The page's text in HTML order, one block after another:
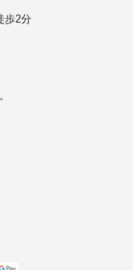
歩2分